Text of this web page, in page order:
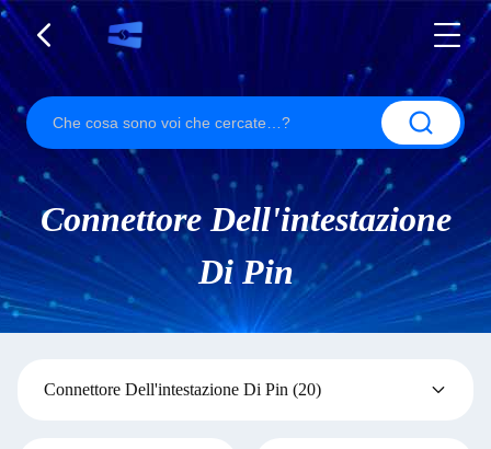
Connettore Dell'intestazione
Di Pin
Connettore Dell'intestazione Di Pin (20)